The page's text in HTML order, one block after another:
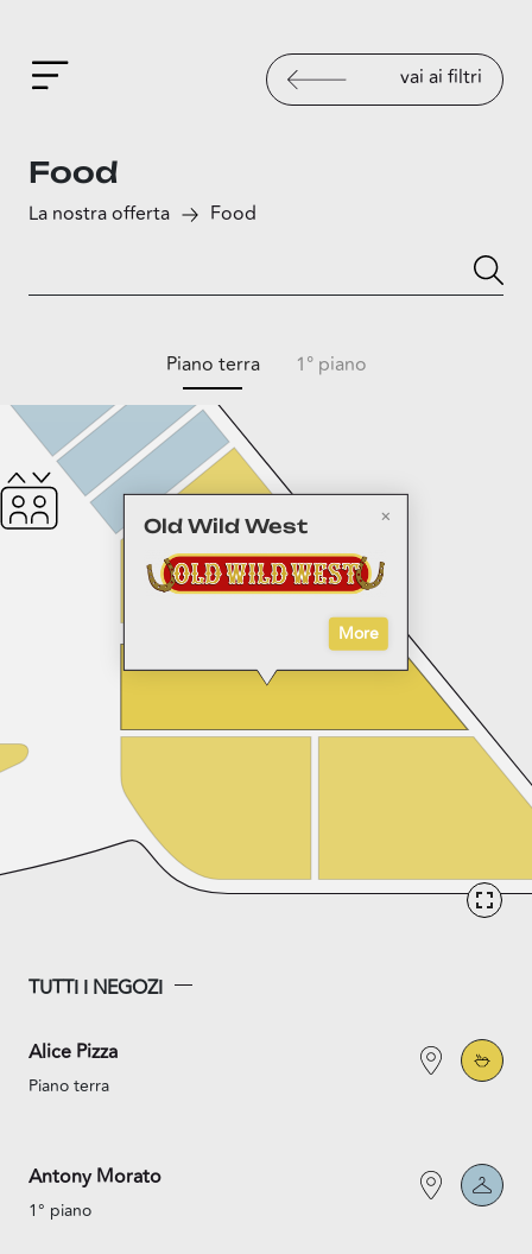
vai ai filtri
Food
La nostra offerta Food
Old Wild West
More
Piano terra 1° piano
TUTTI I NEGOZI
Alice Pizza
Piano terra
Antony Morato
1° piano